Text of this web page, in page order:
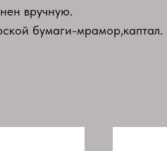
вручную.
бумаги-мрамор,каптал.